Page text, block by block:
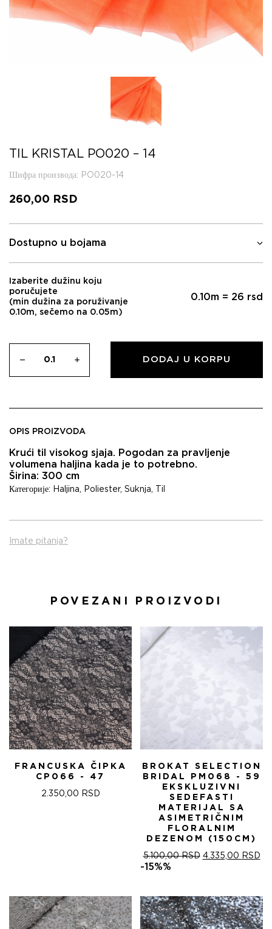
TIL KRISTAL PO020 – 14
Шифра производа: PO020-14
260,00 RSD
Dostupno u bojama
Izaberite dužinu koju
poručujete
(min dužina za poruživanje
0.10m, sečemo na 0.05m)
0.10m = 26 rsd
DODAJ U KORPU
OPIS PROIZVODA
Krući til visokog sjaja. Pogodan za pravljenje
volumena haljina kada je to potrebno.
Širina: 300 cm
Категорије: Haljina, Poliester, Suknja, Til
Imate pitanja?
POVEZANI PROIZVODI
FRANCUSKA ČIPKA
CP066 - 47
2.350,00 RSD
BROKAT SELECTION
BRIDAL PM068 - 59
EKSKLUZIVNI
SEDEFASTI
MATERIJAL SA
ASIMETRIČNIM
FLORALNIM
DEZENOM (150CM)
5.100,00RSD ОРИГИНАЛНА
5.100,00 RSD.
4.335,00 RSD
-15%%